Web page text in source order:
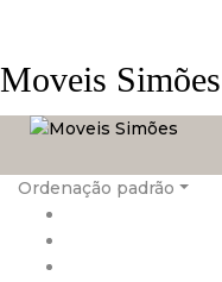
Moveis Simões
Ordenação padrão